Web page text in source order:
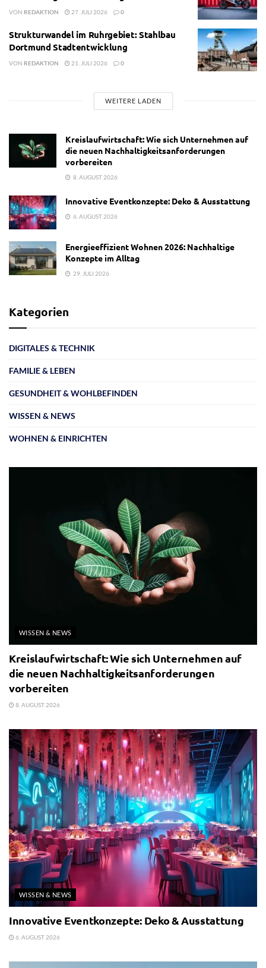
VON REDAKTION 27. JULI 2026 0
Strukturwandel im Ruhrgebiet: Stahlbau
Dortmund Stadtentwicklung
VON REDAKTION 21. JULI 2026 0
WEITERE LADEN
Kreislaufwirtschaft: Wie sich Unternehmen auf
die neuen Nachhaltigkeitsanforderungen
vorbereiten
8. AUGUST 2026
Innovative Eventkonzepte: Deko & Ausstattung
6. AUGUST 2026
Energieeffizient Wohnen 2026: Nachhaltige
Konzepte im Alltag
29. JULI 2026
Kategorien
DIGITALES & TECHNIK
FAMILIE & LEBEN
GESUNDHEIT & WOHLBEFINDEN
WISSEN & NEWS
WOHNEN & EINRICHTEN
WISSEN & NEWS
Kreislaufwirtschaft: Wie sich Unternehmen auf
die neuen Nachhaltigkeitsanforderungen
vorbereiten
8. AUGUST 2026
WISSEN & NEWS
Innovative Eventkonzepte: Deko & Ausstattung
6. AUGUST 2026